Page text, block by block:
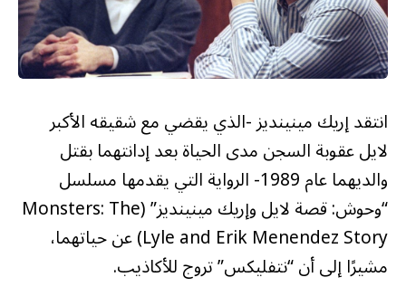
انتقد إريك مينينديز -الذي يقضي مع شقيقه الأكبر
لايل عقوبة السجن مدى الحياة بعد إدانتهما بقتل
والديهما عام 1989- الرواية التي يقدمها مسلسل
“وحوش: قصة لايل وإريك مينينديز” (Monsters: The
Lyle and Erik Menendez Story) عن حياتهما،
مشيرًا إلى أن “نتفليكس” تروج للأكاذيب.